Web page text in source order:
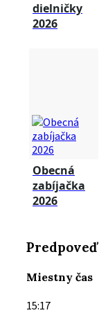
dielničky
2026
Obecná
zabíjačka
2026
Miestny čas
15:17